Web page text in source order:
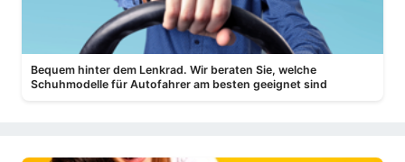
Bequem hinter dem Lenkrad. Wir beraten Sie, welche
Schuhmodelle für Autofahrer am besten geeignet sind